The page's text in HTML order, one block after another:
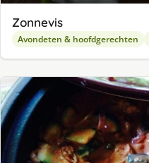
Zonnevis
Avondeten & hoofdgerechten